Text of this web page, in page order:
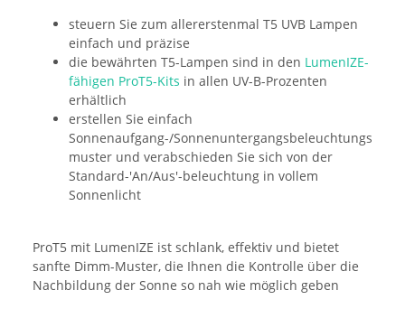
steuern Sie zum allererstenmal T5 UVB Lampen
einfach und präzise
die bewährten T5-Lampen sind in den LumenIZE-
fähigen ProT5-Kits in allen UV-B-Prozenten
erhältlich
erstellen Sie einfach
Sonnenaufgang-/Sonnenuntergangsbeleuchtungs
muster und verabschieden Sie sich von der
Standard-'An/Aus'-beleuchtung in vollem
Sonnenlicht
ProT5 mit LumenIZE ist schlank, effektiv und bietet
sanfte Dimm-Muster, die Ihnen die Kontrolle über die
Nachbildung der Sonne so nah wie möglich geben